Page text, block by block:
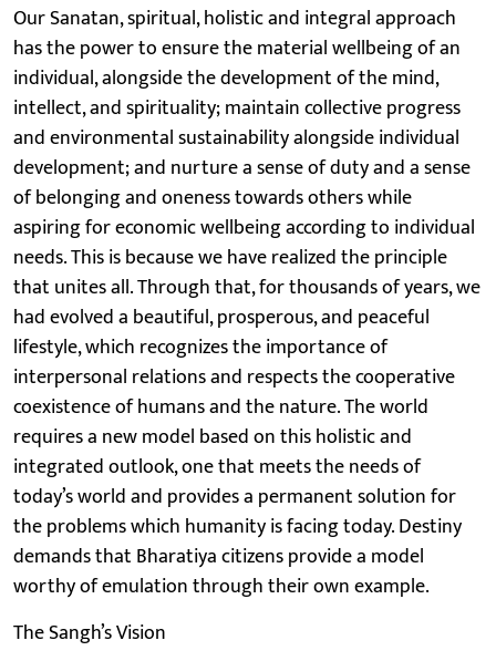
Our Sanatan, spiritual, holistic and integral approach
has the power to ensure the material wellbeing of an
individual, alongside the development of the mind,
intellect, and spirituality; maintain collective progress
and environmental sustainability alongside individual
development; and nurture a sense of duty and a sense
of belonging and oneness towards others while
aspiring for economic wellbeing according to individual
needs. This is because we have realized the principle
that unites all. Through that, for thousands of years, we
had evolved a beautiful, prosperous, and peaceful
lifestyle, which recognizes the importance of
interpersonal relations and respects the cooperative
coexistence of humans and the nature. The world
requires a new model based on this holistic and
integrated outlook, one that meets the needs of
today’s world and provides a permanent solution for
the problems which humanity is facing today. Destiny
demands that Bharatiya citizens provide a model
worthy of emulation through their own example.
The Sangh’s Vision